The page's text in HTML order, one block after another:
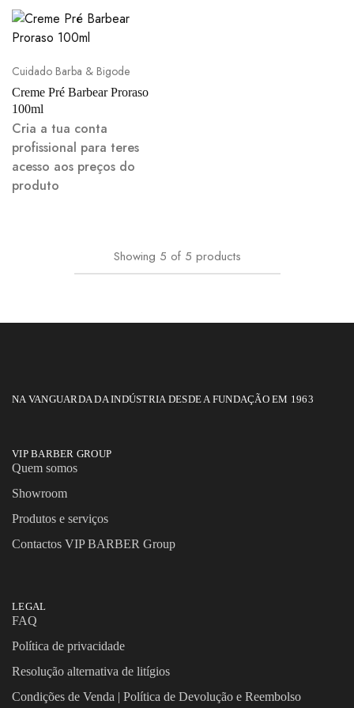
Cuidado Barba & Bigode
Creme Pré Barbear Proraso
100ml
Cria a tua conta
profissional para teres
acesso aos preços do
produto
Showing 5 of 5 products
NA VANGUARDA DA INDÚSTRIA DESDE A FUNDAÇÃO EM 1963
VIP BARBER GROUP
Quem somos
Showroom
Produtos e serviços
Contactos VIP BARBER Group
LEGAL
FAQ
Política de privacidade
Resolução alternativa de litígios
Condições de Venda | Política de Devolução e Reembolso